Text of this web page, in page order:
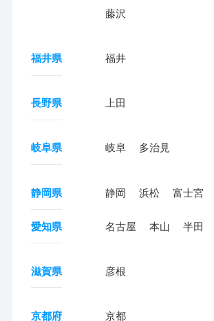
藤沢
福井県 福井
長野県 上田
岐阜県 岐阜 多治見
静岡県 静岡 浜松 富士宮
愛知県 名古屋 本山 半田
滋賀県 彦根
京都府 京都